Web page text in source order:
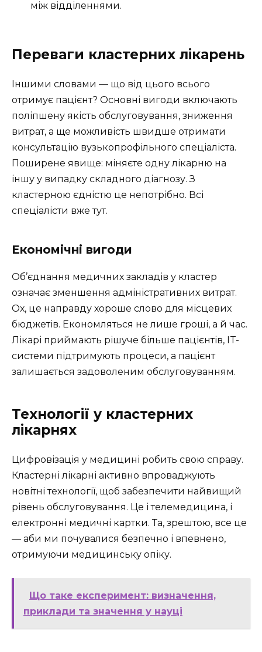
між відділеннями.
Переваги кластерних лікарень
Іншими словами — що від цього всього
отримує пацієнт? Основні вигоди включають
поліпшену якість обслуговування, зниження
витрат, а ще можливість швидше отримати
консультацію вузькопрофільного спеціаліста.
Поширене явище: міняєте одну лікарню на
іншу у випадку складного діагнозу. З
кластерною єдністю це непотрібно. Всі
спеціалісти вже тут.
Економічні вигоди
Об’єднання медичних закладів у кластер
означає зменшення адміністративних витрат.
Ох, це направду хороше слово для місцевих
бюджетів. Економляться не лише гроші, а й час.
Лікарі приймають рішуче більше пацієнтів, IT-
системи підтримують процеси, а пацієнт
залишається задоволеним обслуговуванням.
Технології у кластерних
лікарнях
Цифровізація у медицині робить свою справу.
Кластерні лікарні активно впроваджують
новітні технології, щоб забезпечити найвищий
рівень обслуговування. Це і телемедицина, і
електронні медичні картки. Та, зрештою, все це
— аби ми почувалися безпечно і впевнено,
отримуючи медицинську опіку.
Що таке експеримент: визначення,
приклади та значення у науці